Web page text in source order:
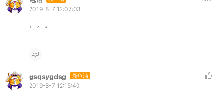
2019-8-7 12:07:03
。。。
gsqsygdsg 新鱼油
2019-8-7 12:15:40